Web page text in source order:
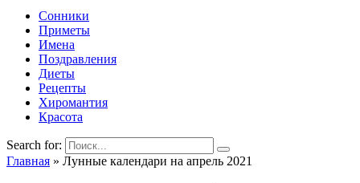
Сонники
Приметы
Имена
Поздравления
Диеты
Рецепты
Хиромантия
Красота
Search for:
Главная » Лунные календари на апрель 2021